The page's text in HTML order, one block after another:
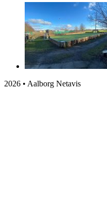
2026 • Aalborg Netavis